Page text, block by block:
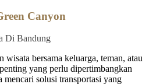
Canyon
wisata bersama keluarga, teman, atau
yang perlu dipertimbangkan
mencari solusi transportasi yang